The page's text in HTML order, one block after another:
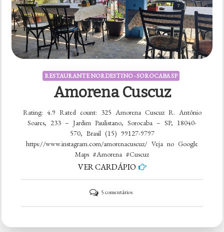
RESTAURANTE NORDESTINO - SOROCABA SP
Amorena Cuscuz
Rating: 4.9 Rated count: 325 Amorena Cuscuz R. Antônio
Soares, 233 – Jardim Paulistano, Sorocaba – SP, 18040-
570, Brasil (15) 99127-9797
https://www.instagram.com/amorenacuscuz/ Veja no Google
Maps #Amorena #Cuscuz
VER CARDÁPIO
5 comentáriosem
Amorena